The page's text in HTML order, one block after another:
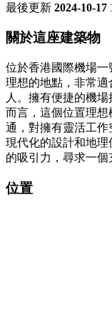
最後更新 2024-10-17
關於這座建築物
位於香港國際機場
理想的地點，非常
人。擁有便捷的機
而言，這個位置理
通，對擁有靈活工作
現代化的設計和地
的吸引力，尋求一個
位置